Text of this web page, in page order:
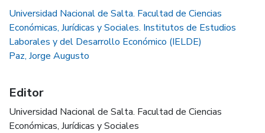
Universidad Nacional de Salta. Facultad de Ciencias
Económicas, Jurídicas y Sociales. Institutos de Estudios
Laborales y del Desarrollo Económico (IELDE)
Paz, Jorge Augusto
Editor
Universidad Nacional de Salta. Facultad de Ciencias
Económicas, Jurídicas y Sociales